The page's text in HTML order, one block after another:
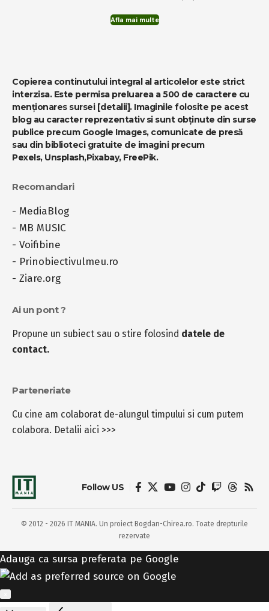
Afla mai multe
Copierea continutului integral al articolelor este strict
interzisa. Este permisa preluarea a 500 de caractere cu
menționares sursei [detalii]. Imaginile folosite pe acest
blog au caracter reprezentativ si sunt obținute din surse
publice precum Google Images, comunicate de presă
sau din biblioteci gratuite de imagini precum
Pexels, Unsplash,Pixabay, FreePik.
Recomandari
- MediaBlog
- MB MUSIC
- Voifibine
- Prinobiectivulmeu.ro
- Ziare.org
Ai un pont ?
Propune un subiect sau o stire folosind datele de
contact.
Parteneriate
Cu cine am colaborat de-alungul timpului si cum putem
colabora. Detalii aici >>>
Follow US
© 2012 - 2026 IT MANIA. Un proiect Bogdan-Chirea.ro. Toate drepturile
rezervate
Adauga ca sursa preferata pe Google